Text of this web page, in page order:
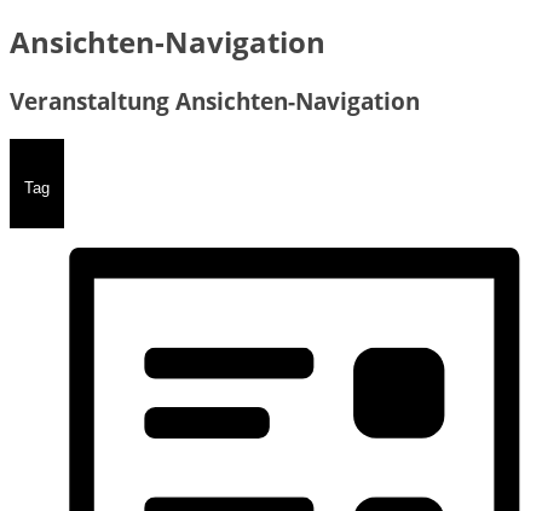
Ansichten-Navigation
Veranstaltung Ansichten-Navigation
Tag